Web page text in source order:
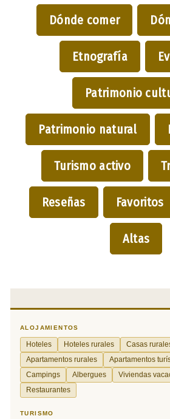
Dónde comer
Etnografía
Patrimonio
Patrimonio natural
Turismo activo
Reseñas Favoritos
Altas